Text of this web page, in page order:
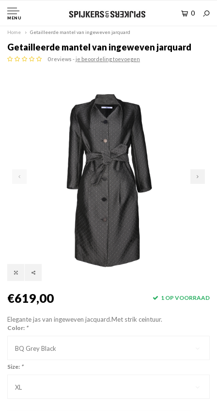
MENU
0
Home Getailleerde mantel van ingeweven jarquard
Getailleerde mantel van ingeweven jarquard
0 reviews -je beoordeling toevoegen
€619,00 1 OP VOORRAAD
Elegante jas van ingeweven jacquard.Met strik ceintuur.
Color: *
BQ Grey Black
Size: *
XL